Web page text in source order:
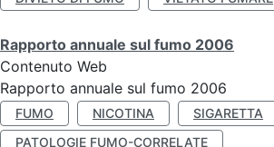
Rapporto annuale sul fumo 2006
Contenuto Web
Rapporto annuale sul fumo 2006
FUMO NICOTINA SIGARETTA
PATOLOGIE FUMO-CORRELATE